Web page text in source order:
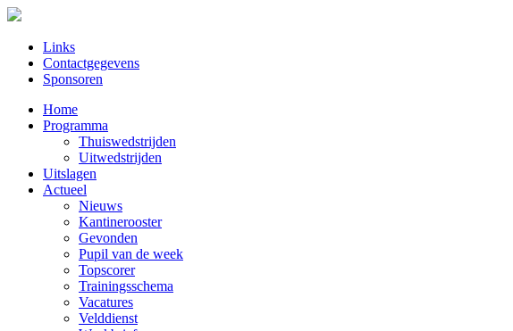
Links
Contactgegevens
Sponsoren
Home
Programma
Thuiswedstrijden
Uitwedstrijden
Uitslagen
Actueel
Nieuws
Kantinerooster
Gevonden
Pupil van de week
Topscorer
Trainingsschema
Vacatures
Velddienst